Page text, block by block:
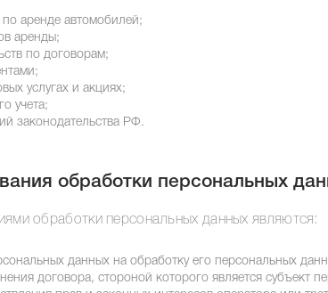
по аренде автомобилей;
аренды;
по договорам;
услугах и акциях;
учета;
законодательства РФ.
обработки персональных
обработки персональных данных являются:
данных на обработку его персональных
договора, стороной которого является субъект